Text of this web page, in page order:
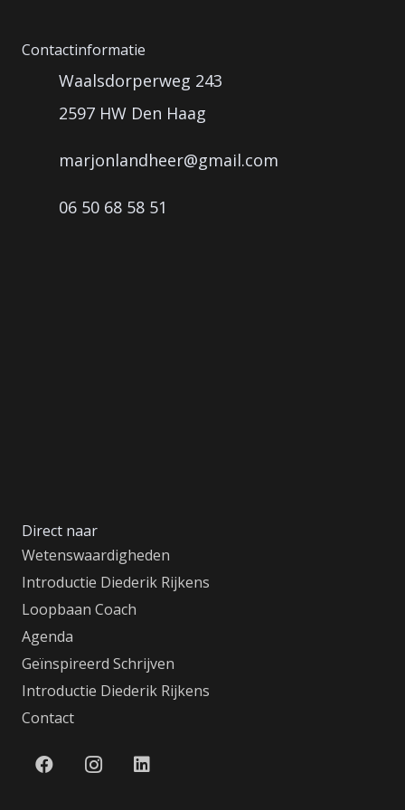
Contactinformatie
Waalsdorperweg 243
2597 HW Den Haag
marjonlandheer@gmail.com
06 50 68 58 51
Direct naar
Wetenswaardigheden
Introductie Diederik Rijkens
Loopbaan Coach
Agenda
Geïnspireerd Schrijven
Introductie Diederik Rijkens
Contact